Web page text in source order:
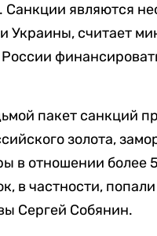
являются
Украины, считает
пакет санкций
золота,
в отношении более
в частности,
Сергей Собянин.